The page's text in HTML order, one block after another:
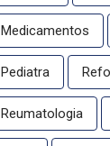
Medicamentos
Pediatra
Reumatologia